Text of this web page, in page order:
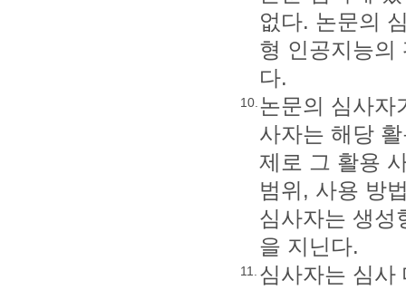
없다. 논문의
형 인공지능의
다.
10. 논문의 심사자
사자는 해당
제로 그 활용
범위, 사용 방
심사자는 생성
을 지닌다.
11.
심사자는 심사